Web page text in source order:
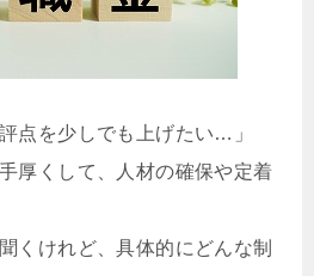
点を少しでも上げたい…」
厚くして、人材の確保や定着
くけれど、具体的にどんな制